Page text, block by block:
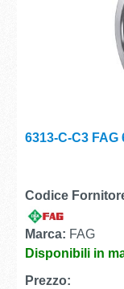
Codice
Marca: FAG
Disponibili in
Prezzo: